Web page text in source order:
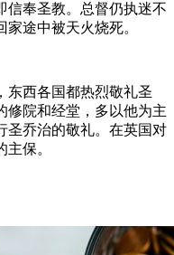
信奉圣教。总督仍执迷不
途中被天火烧死。
东西各国都热烈敬礼圣
修院和经堂，多以他为主
圣乔治的敬礼。在英国对
保。